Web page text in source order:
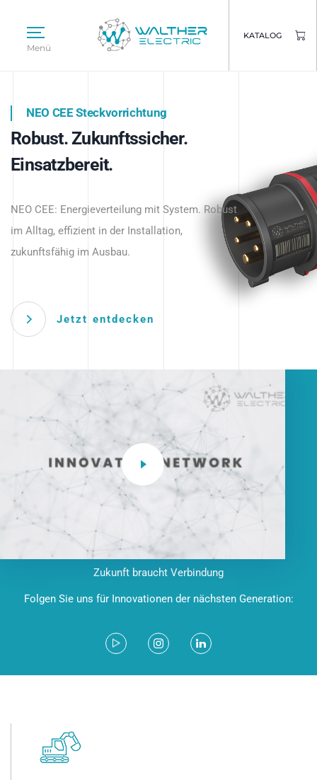
Menü
KATALOG
Intelligente Stromverteilung
beginnt hier.
NEO CEE Steckvorrichtung
Robust. Zukunftssicher.
Einsatzbereit.
NEO CEE: Energieverteilung mit System. Robust
im Alltag, effizient in der Installation,
zukunftsfähig im Ausbau.
Jetzt entdecken
Intelligenz trifft Energie.
Anwendungen – robust, IP-geschützt und
zukunftsfähig.
Zukunft braucht Verbindung
Folgen Sie uns für Innovationen der nächsten Generation: